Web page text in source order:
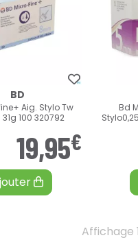
BD
Aig. Stylo Tw
100 320792
19,95€
Bd
Affichage